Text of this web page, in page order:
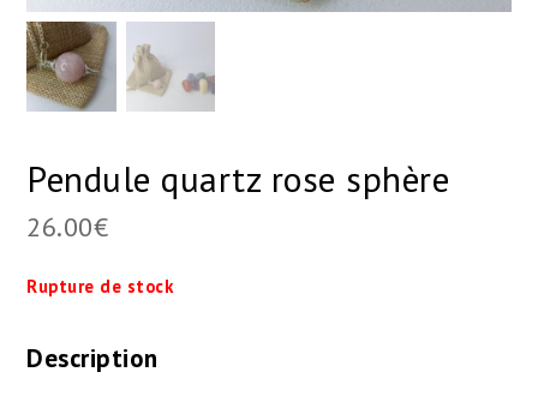
Pendule quartz rose sphère
26.00€
Rupture de stock
Description